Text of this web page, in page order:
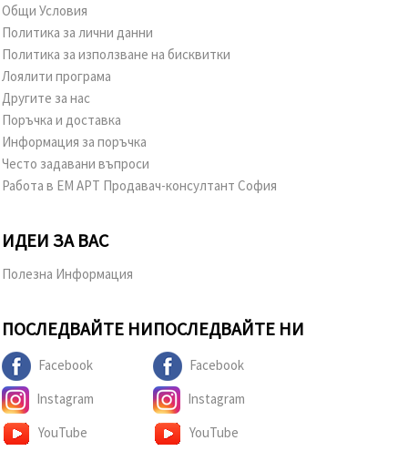
Общи Условия
Политика за лични данни
Политика за използване на бисквитки
Лоялити програма
Другите за нас
Поръчка и доставка
Информация за поръчка
Често задавани въпроси
Работа в ЕМ АРТ Продавач-консултант София
ИДЕИ ЗА ВАС
Полезна Информация
ПОСЛЕДВАЙТЕ НИ
Facebook
Instagram
YouTube
ПОСЛЕДВАЙТЕ НИ
Facebook
Instagram
YouTube